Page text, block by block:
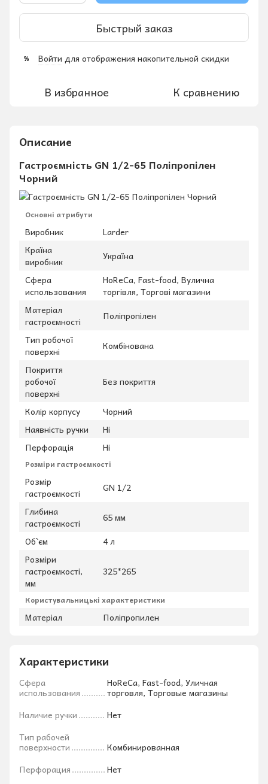
Быстрый заказ
% Войти для отображения накопительной скидки
В избранное К сравнению
Описание
Гастроємність GN 1/2-65 Поліпропілен
Чорний
Основні атрибути
Виробник
Larder
Країна
виробник
Україна
Сфера
использования
HoReCa, Fast-food, Вулична
торгівля, Торгові магазини
Матеріал
гастроємності
Поліпропілен
Тип робочої
поверхні
Комбінована
Покриття
робочої
поверхні
Без покриття
Колір корпусу
Чорний
Наявність ручки
Ні
Перфорація
Ні
Розміри гастроємкості
Розмір
гастроємкості
GN 1/2
Глибина
гастроємкості
65 мм
Об`єм
4 л
Розміри
гастроємкості,
мм
325*265
Користувальницькі характеристики
Матеріал Поліпропилен
Характеристики
Сфера
использования
HoReCa, Fast-food, Уличная
торговля, Торговые магазины
Наличие ручки
Нет
Тип рабочей
поверхности
Комбинированная
Перфорация
Нет